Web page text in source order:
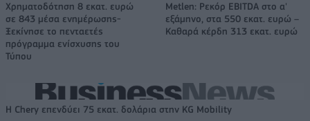
Χρηματοδότηση 8 εκατ. ευρώ
σε 843 μέσα ενημέρωσης-
Ξεκίνησε το πενταετές
πρόγραμμα ενίσχυσης του
Τύπου
Metlen: Ρεκόρ EBITDA στο α'
εξάμηνο, στα 550 εκατ. ευρώ –
Καθαρά κέρδη 313 εκατ. ευρώ
Η Chery επενδύει 75 εκατ. δολάρια στην KG Mobility